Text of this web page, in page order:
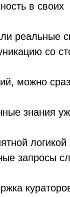
в своих
реальные
со
можно
знания
логикой
запросы